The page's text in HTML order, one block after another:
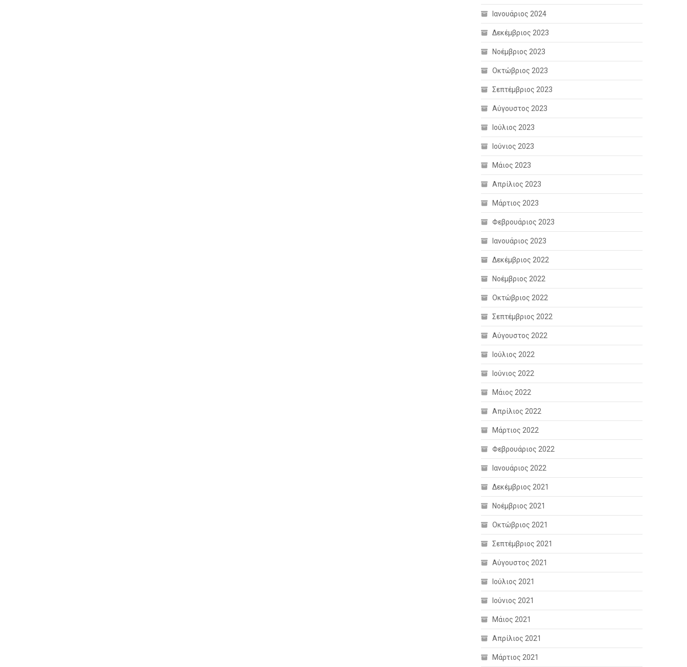
Ιανουάριος 2024
Δεκέμβριος 2023
Νοέμβριος 2023
Οκτώβριος 2023
Σεπτέμβριος 2023
Αύγουστος 2023
Ιούλιος 2023
Ιούνιος 2023
Μάιος 2023
Απρίλιος 2023
Μάρτιος 2023
Φεβρουάριος 2023
Ιανουάριος 2023
Δεκέμβριος 2022
Νοέμβριος 2022
Οκτώβριος 2022
Σεπτέμβριος 2022
Αύγουστος 2022
Ιούλιος 2022
Ιούνιος 2022
Μάιος 2022
Απρίλιος 2022
Μάρτιος 2022
Φεβρουάριος 2022
Ιανουάριος 2022
Δεκέμβριος 2021
Νοέμβριος 2021
Οκτώβριος 2021
Σεπτέμβριος 2021
Αύγουστος 2021
Ιούλιος 2021
Ιούνιος 2021
Μάιος 2021
Απρίλιος 2021
Μάρτιος 2021